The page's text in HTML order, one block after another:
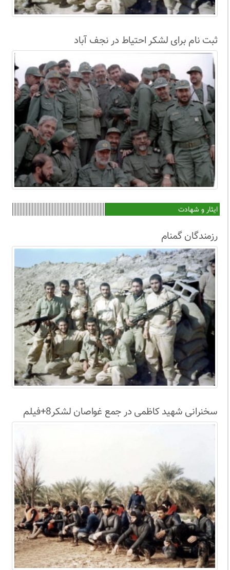
ثبت نام برای لشکر احتیاط در نجف آباد
ایثار و شهادت
رزمندگان گمنام
سخنرانی شهید کاظمی در جمع غواصان لشکر8+فیلم